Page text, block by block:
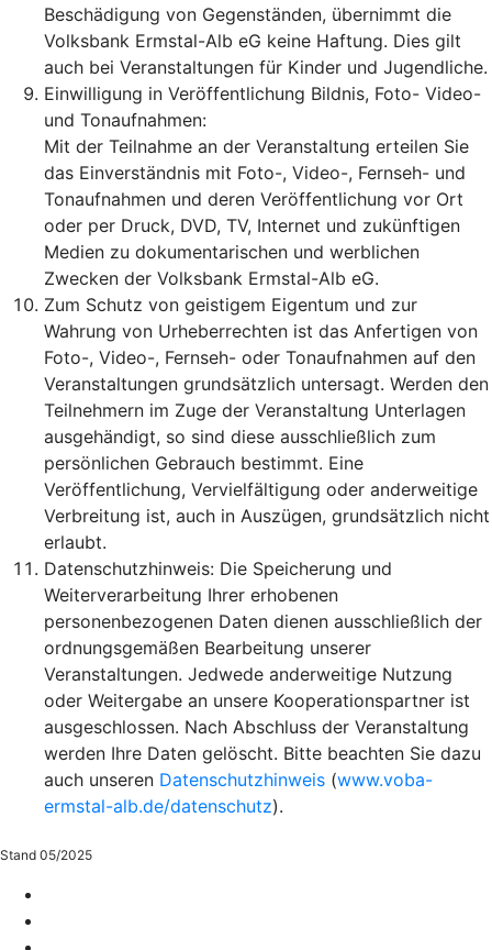
Beschädigung von Gegenständen, übernimmt die
Volksbank Ermstal-Alb eG keine Haftung. Dies gilt
auch bei Veranstaltungen für Kinder und Jugendliche.
Einwilligung in Veröffentlichung Bildnis, Foto- Video-
und Tonaufnahmen:
Mit der Teilnahme an der Veranstaltung erteilen Sie
das Einverständnis mit Foto-, Video-, Fernseh- und
Tonaufnahmen und deren Veröffentlichung vor Ort
oder per Druck, DVD, TV, Internet und zukünftigen
Medien zu dokumentarischen und werblichen
Zwecken der Volksbank Ermstal-Alb eG.
Zum Schutz von geistigem Eigentum und zur
Wahrung von Urheberrechten ist das Anfertigen von
Foto-, Video-, Fernseh- oder Tonaufnahmen auf den
Veranstaltungen grundsätzlich untersagt. Werden den
Teilnehmern im Zuge der Veranstaltung Unterlagen
ausgehändigt, so sind diese ausschließlich zum
persönlichen Gebrauch bestimmt. Eine
Veröffentlichung, Vervielfältigung oder anderweitige
Verbreitung ist, auch in Auszügen, grundsätzlich nicht
erlaubt.
Datenschutzhinweis: Die Speicherung und
Weiterverarbeitung Ihrer erhobenen
personenbezogenen Daten dienen ausschließlich der
ordnungsgemäßen Bearbeitung unserer
Veranstaltungen. Jedwede anderweitige Nutzung
oder Weitergabe an unsere Kooperationspartner ist
ausgeschlossen. Nach Abschluss der Veranstaltung
werden Ihre Daten gelöscht. Bitte beachten Sie dazu
auch unseren Datenschutzhinweis (www.voba-
ermstal-alb.de/datenschutz).
Stand 05/2025